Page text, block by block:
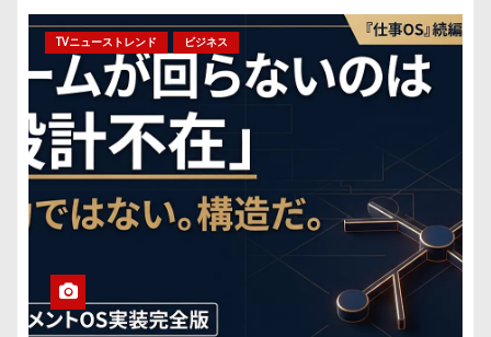
TVニューストレンド ビジネス